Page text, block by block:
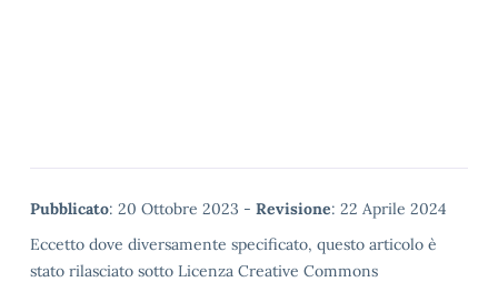
Metadata
Pubblicato: 20 Ottobre 2023 - Revisione: 22 Aprile 2024
Eccetto dove diversamente specificato, questo articolo è
stato rilasciato sotto Licenza Creative Commons